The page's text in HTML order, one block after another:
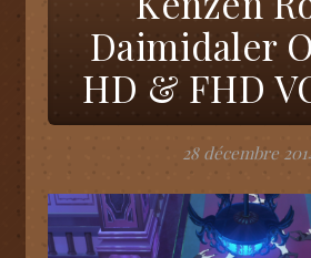
Daimidaler
HD & FHD
28 décembre